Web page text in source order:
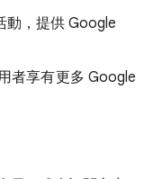
動，提供 Google
者享有更多 Google